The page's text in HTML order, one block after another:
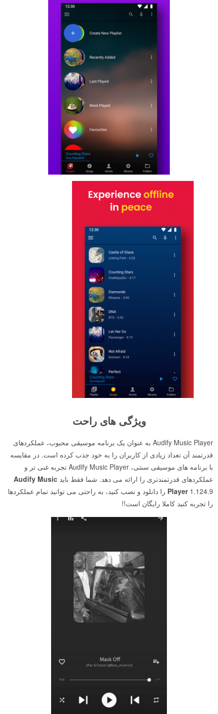
ویژگی های راحت
Audify Music Player به عنوان یک برنامه موسیقی محبوب، عملکردهای
قدرتمند آن تعداد زیادی از کاربران را به خود جذب کرده است. در مقایسه
با برنامه های موسیقی سنتی، Audify Music Player تجربه غنی تر و
عملکردهای قدرتمندتری را ارائه می دهد. شما فقط باید Audify Music
Player 1.124.9 را دانلود و نصب کنید، به راحتی می توانید تمام عملکردها
را تجربه کنید کاملا رایگان است!!